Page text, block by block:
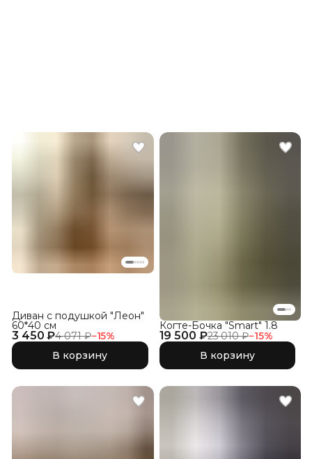
3 450 ₽4 071 ₽−15%
Диван с подушкой "Леон"
60*40 см
В корзину
19 500 ₽23 010 ₽−15%
Когте-Бочка "Smart" 1.8
В корзину